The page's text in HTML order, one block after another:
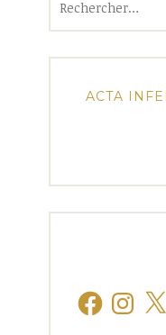
ACTA
FacebookInstagram
X